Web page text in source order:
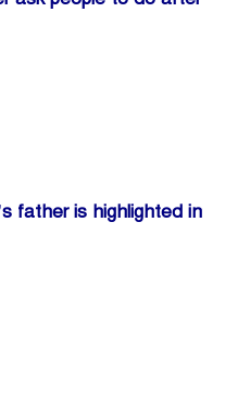
father is highlighted in